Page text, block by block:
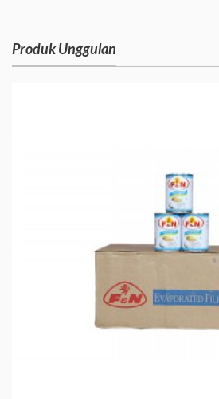
Produk Unggulan